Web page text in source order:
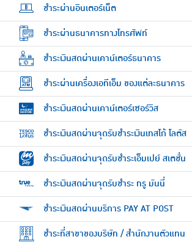
ชำระผ่านอินเตอร์เน็ต
ชำระผ่านธนาคารทางโทรศัพท์
ชำระเงินสดผ่านเคาน์เตอร์ธนาคาร
ชำระผ่านเครื่องเอทีเอ็ม ของแต่ละธนาคาร
ชำระเงินสดผ่านเคาน์เตอร์เซอร์วิส
ชำระเงินสดผ่านจุดรับชำระเงินเทสโก้ โลตัส
ชำระเงินสดผ่านจุดรับชำระเอ็มเปย์ สเตชั่น
ชำระเงินสดผ่านจุดรับชำระ ทรู มันนี่
ชำระเงินสดผ่านบริการ PAY AT POST
ชำระที่สาขาของบริษัท / สำนักงานตัวแทน